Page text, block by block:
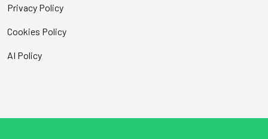
Privacy Policy
Cookies Policy
AI Policy